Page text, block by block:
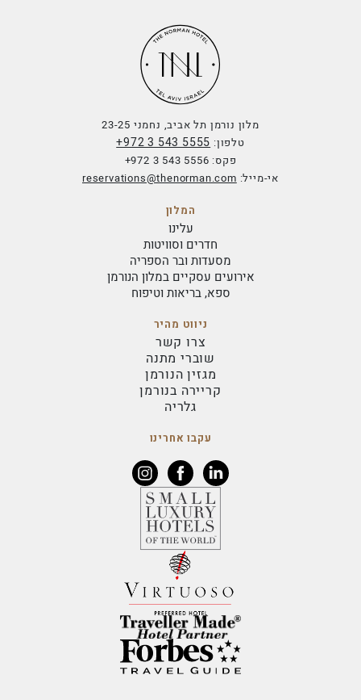
מלון נורמן תל אביב, נחמני 23-25
טלפון: +972 3 543 5555
פקס: +972 3 543 5556
אי-מייל: reservations@thenorman.com
המלון
עלינו
חדרים וסוויטות
מסעדות ובר הספריה
אירועים עסקיים במלון הנורמן
ספא, בריאות וטיפוח
ניווט מהיר
צרו קשר
שוברי מתנה
מגזין הנורמן
קריירה בנורמן
גלריה
עקבו אחרינו